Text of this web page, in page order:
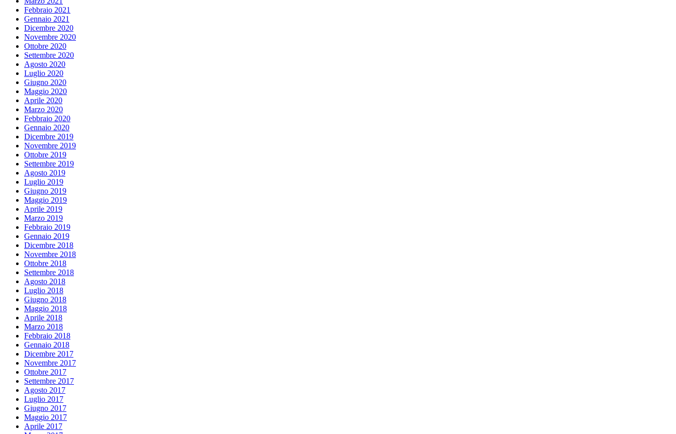
Febbraio 2021
Gennaio 2021
Dicembre 2020
Novembre 2020
Ottobre 2020
Settembre 2020
Agosto 2020
Luglio 2020
Giugno 2020
Maggio 2020
Aprile 2020
Marzo 2020
Febbraio 2020
Gennaio 2020
Dicembre 2019
Novembre 2019
Ottobre 2019
Settembre 2019
Agosto 2019
Luglio 2019
Giugno 2019
Maggio 2019
Aprile 2019
Marzo 2019
Febbraio 2019
Gennaio 2019
Dicembre 2018
Novembre 2018
Ottobre 2018
Settembre 2018
Agosto 2018
Luglio 2018
Giugno 2018
Maggio 2018
Aprile 2018
Marzo 2018
Febbraio 2018
Gennaio 2018
Dicembre 2017
Novembre 2017
Ottobre 2017
Settembre 2017
Agosto 2017
Luglio 2017
Giugno 2017
Maggio 2017
Aprile 2017